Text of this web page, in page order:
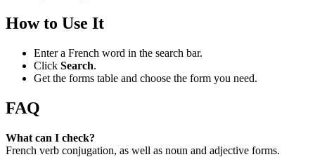
How to Use It
Enter a French word in the search bar.
Click Search.
Get the forms table and choose the form you need.
FAQ
What can I check?
French verb conjugation, as well as noun and adjective forms.